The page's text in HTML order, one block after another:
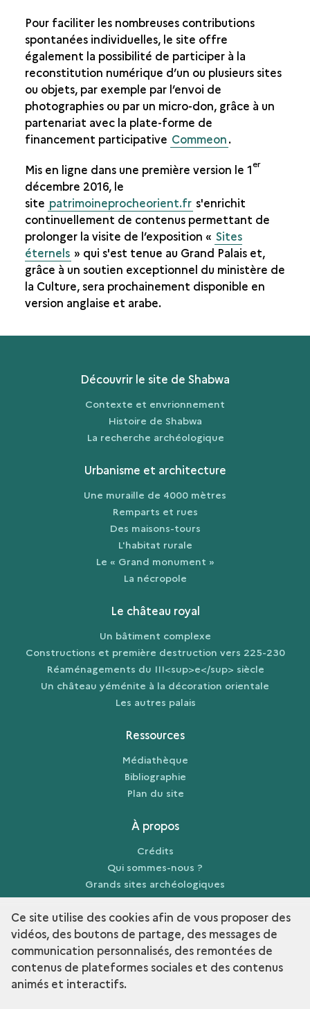
Pour faciliter les nombreuses contributions
spontanées individuelles, le site offre
également la possibilité de participer à la
reconstitution numérique d’un ou plusieurs sites
ou objets, par exemple par l’envoi de
photographies ou par un micro-don, grâce à un
partenariat avec la plate-forme de
financement participative Commeon.
Mis en ligne dans une première version le 1er
décembre 2016, le
site patrimoineprocheorient.fr s'enrichit
continuellement de contenus permettant de
prolonger la visite de l’exposition « Sites
éternels » qui s'est tenue au Grand Palais et,
grâce à un soutien exceptionnel du ministère de
la Culture, sera prochainement disponible en
version anglaise et arabe.
Découvrir le site de Shabwa
Contexte et envrionnement
Histoire de Shabwa
La recherche archéologique
Urbanisme et architecture
Une muraille de 4000 mètres
Remparts et rues
Des maisons-tours
L'habitat rurale
Le « Grand monument »
La nécropole
Le château royal
Un bâtiment complexe
Constructions et première destruction vers 225-230
Réaménagements du III<sup>e</sup> siècle
Un château yéménite à la décoration orientale
Les autres palais
Ressources
Médiathèque
Bibliographie
Plan du site
À propos
Crédits
Qui sommes-nous ?
Grands sites archéologiques
Mentions légales
Découvrir la collection
Ce site utilise des cookies afin de vous proposer des
vidéos, des boutons de partage, des messages de
communication personnalisés, des remontées de
contenus de plateformes sociales et des contenus
animés et interactifs.